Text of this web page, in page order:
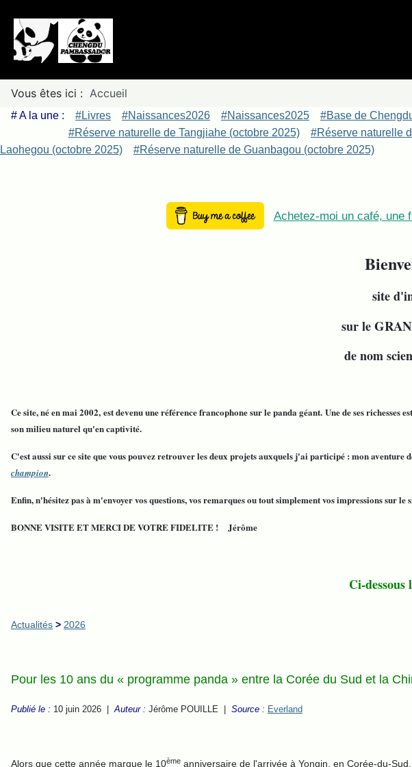
Vous êtes ici : Accueil
# A la une : #Livres #Naissances2026 #Naissances2025 #Base de
#Réserve naturelle de Tangjiahe (octobre 2025)
#Réserve naturelle
Laohegou (octobre 2025)
#Réserve naturelle de Guanbagou (octobre 2025)
Achetez-moi un café, une
site
sur le
de nom
Ce site, né en mai 2002, est devenu une référence francophone sur le panda géant. Une de ses richesses
son milieu naturel qu'en captivité.
C'est aussi sur ce site que vous pouvez retrouver les deux projets auxquels j'ai participé : mon aventure
champion.
Enfin, n'hésitez pas à m'envoyer vos questions, vos remarques ou tout simplement vos impressions sur le
BONNE VISITE ET MERCI DE VOTRE FIDELITE ! Jérôme
Ci-dessous
Actualités > 2026
Pour les 10 ans du « programme panda » entre la Corée du Sud et la
Publié le : 10 juin 2026 |Auteur : Jérôme POUILLE | Source : Everland
Alors que cette année marque le 10ème anniversaire de l'arrivée à Yongin, en Corée-du-